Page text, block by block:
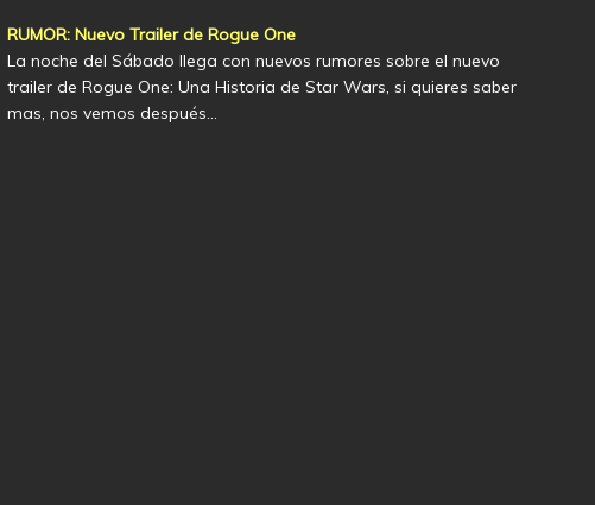
RUMOR: Nuevo Trailer de Rogue One
La noche del Sábado llega con nuevos rumores sobre el nuevo
trailer de Rogue One: Una Historia de Star Wars, si quieres saber
mas, nos vemos después…